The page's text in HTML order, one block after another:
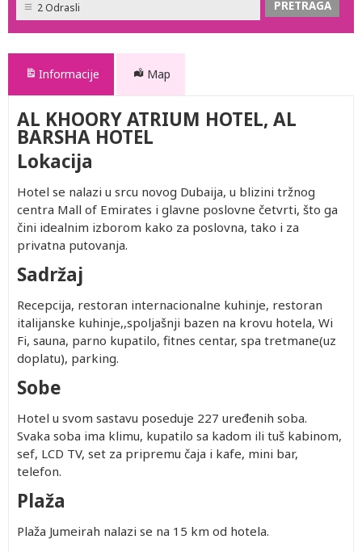
2 Odrasli
Informacije Map
AL KHOORY ATRIUM HOTEL, AL
BARSHA HOTEL
Lokacija
Hotel se nalazi u srcu novog Dubaija, u blizini tržnog
centra Mall of Emirates i glavne poslovne četvrti, što ga
čini idealnim izborom kako za poslovna, tako i za
privatna putovanja.
Sadržaj
Recepcija, restoran internacionalne kuhinje, restoran
italijanske kuhinje,,spoljašnji bazen na krovu hotela, Wi
Fi, sauna, parno kupatilo, fitnes centar, spa tretmane(uz
doplatu), parking.
Sobe
Hotel u svom sastavu poseduje 227 uređenih soba.
Svaka soba ima klimu, kupatilo sa kadom ili tuš kabinom,
sef, LCD TV, set za pripremu čaja i kafe, mini bar,
telefon.
Plaža
Plaža Jumeirah nalazi se na 15 km od hotela.